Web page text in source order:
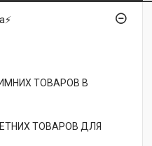
ТОВАРОВ В
ТОВАРОВ ДЛЯ